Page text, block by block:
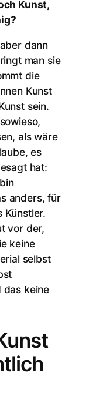
Kunst,
dann
man sie
die
Kunst
sein.
als wäre
es
hat:
anders, für
Künstler.
vor der,
keine
selbst
das keine